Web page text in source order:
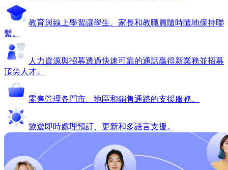
教育與線上學習讓學生、家長和教職員隨時隨地保持聯
繫。
人力資源與招募透過快速可靠的通話贏得新業務並招募
頂尖人才。
零售管理各門市、地區和銷售通路的支援服務。
旅遊即時處理預訂、更新和多語言支援。